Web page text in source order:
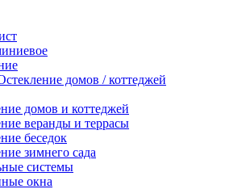
домов / коттеджей
домов и коттеджей
веранды и террасы
беседок
зимнего сада
системы
окна